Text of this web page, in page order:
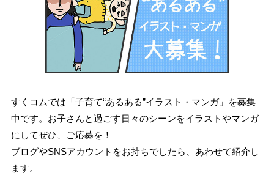
すくコムでは「子育て“あるある”イラスト・マンガ」を募集
中です。お子さんと過ごす日々のシーンをイラストやマンガ
にしてぜひ、ご応募を！
ブログやSNSアカウントをお持ちでしたら、あわせて紹介し
ます。